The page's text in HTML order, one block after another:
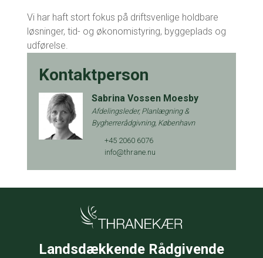
Vi har haft stort fokus på driftsvenlige holdbare
løsninger, tid- og økonomistyring, byggeplads og
udførelse.
Kontaktperson
Sabrina Vossen Moesby
Afdelingsleder, Planlægning &
Bygherrerådgivning, København
+45 2060 6076
info@thrane.nu
Landsdækkende Rådgivende